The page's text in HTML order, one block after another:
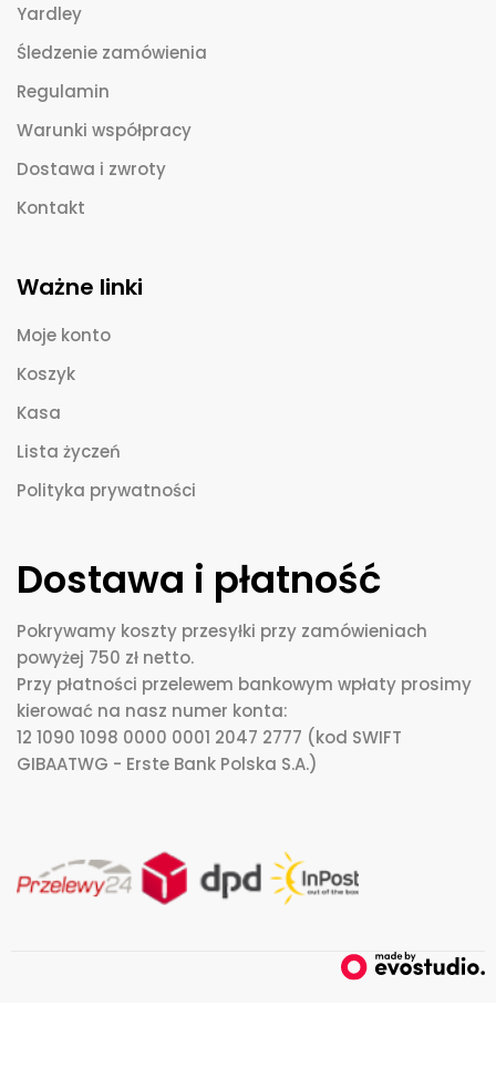
Yardley
Śledzenie zamówienia
Regulamin
Warunki współpracy
Dostawa i zwroty
Kontakt
Ważne linki
Moje konto
Koszyk
Kasa
Lista życzeń
Polityka prywatności
Dostawa i płatność
Pokrywamy koszty przesyłki przy zamówieniach
powyżej 750 zł netto.
Przy płatności przelewem bankowym wpłaty prosimy
kierować na nasz numer konta:
12 1090 1098 0000 0001 2047 2777 (kod SWIFT
GIBAATWG - Erste Bank Polska S.A.)